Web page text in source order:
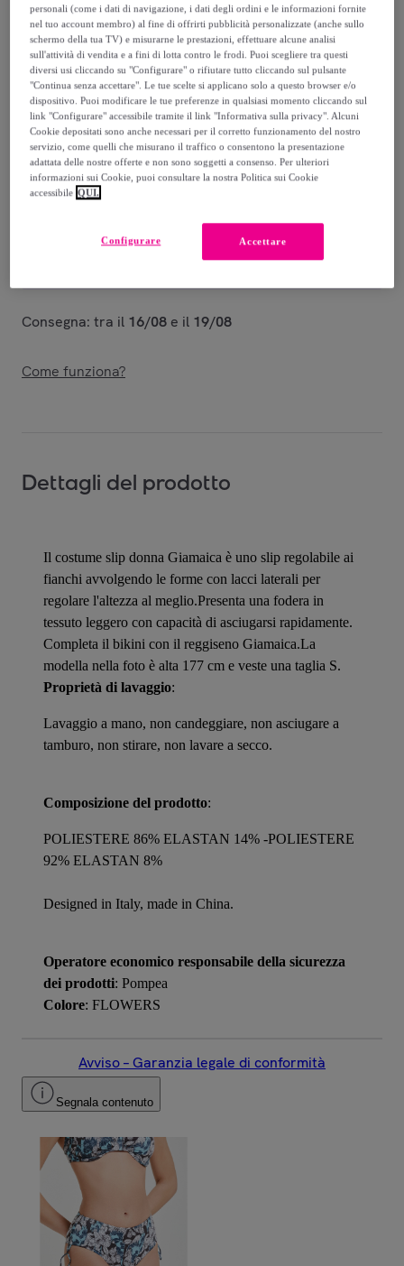
19,95 €
-49%
Guida alle taglie
Venduto daPOMPEA
Consegna
Consegna da4,45 €
Consegna: tra il 16/08 e il 19/08
Come funziona?
Dettagli del prodotto
Il costume slip donna Giamaica è uno slip regolabile ai
fianchi avvolgendo le forme con lacci laterali per
regolare l'altezza al meglio.Presenta una fodera in
tessuto leggero con capacità di asciugarsi rapidamente.
Completa il bikini con il reggiseno Giamaica.La
modella nella foto è alta 177 cm e veste una taglia S.
Proprietà di lavaggio:
Lavaggio a mano, non candeggiare, non asciugare a
tamburo, non stirare, non lavare a secco.
Composizione del prodotto:
POLIESTERE 86% ELASTAN 14% -POLIESTERE
92% ELASTAN 8%
Designed in Italy, made in China.
Operatore economico responsabile della sicurezza
dei prodotti: Pompea
Colore: FLOWERS
Avviso – Garanzia legale di conformità
Segnala contenuto
personali (come i dati di navigazione, i dati degli ordini e le informazioni fornite
nel tuo account membro) al fine di offrirti pubblicità personalizzate (anche sullo
schermo della tua TV) e misurarne le prestazioni, effettuare alcune analisi
sull'attività di vendita e a fini di lotta contro le frodi. Puoi scegliere tra questi
diversi usi cliccando su "Configurare" o rifiutare tutto cliccando sul pulsante
"Continua senza accettare". Le tue scelte si applicano solo a questo browser e/o
dispositivo. Puoi modificare le tue preferenze in qualsiasi momento cliccando sul
link "Configurare" accessibile tramite il link "Informativa sulla privacy". Alcuni
Cookie depositati sono anche necessari per il corretto funzionamento del nostro
servizio, come quelli che misurano il traffico o consentono la presentazione
adattata delle nostre offerte e non sono soggetti a consenso. Per ulteriori
informazioni sui Cookie, puoi consultare la nostra Politica sui Cookie
accessibile QUI.
Accettare
Configurare